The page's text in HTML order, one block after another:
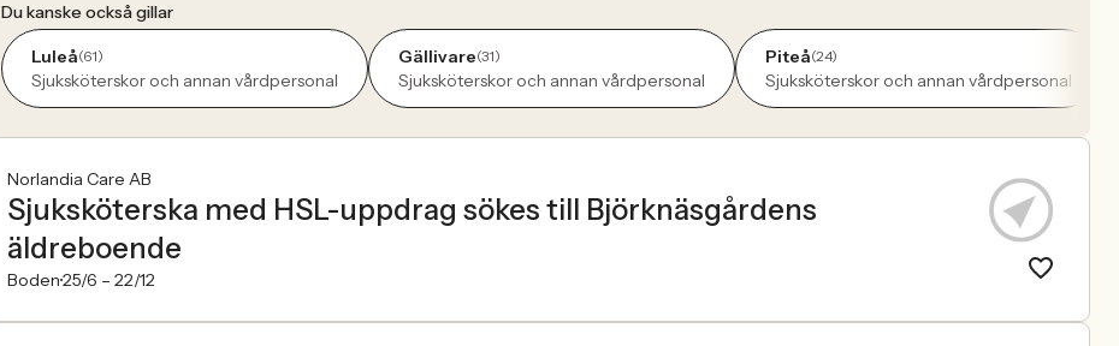
Du kanske också gillar
Luleå(61)
Sjuksköterskor och annan vårdpersonal
Gällivare(31)
Sjuksköterskor och annan vårdpersonal
Piteå(24)
Sjuksköterskor och annan vårdpersonal
Norlandia Care AB
Sjuksköterska med HSL-uppdrag sökes till Björknäsgårdens
äldreboende
Boden25/6 – 22/12